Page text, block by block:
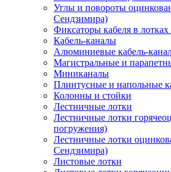
Углы и повороты
Сендзимира)
Фиксаторы кабеля в лотках
Кабель-каналы
Алюминиевые кабель-
Магистральные и
Миниканалы
Плинтусные и напольные
Колонны и стойки
Лестничные лотки
Лестничные лотки
погружения)
Лестничные лотки
Сендзимира)
Листовые лотки